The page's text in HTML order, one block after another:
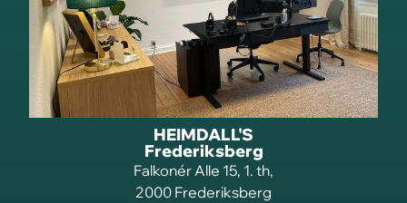
HEIMDALL'S
Frederiksberg
Falkonér Alle 15, 1. th,
2000 Frederiksberg